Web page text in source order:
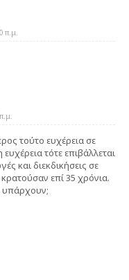
π.μ.
τούτο ευχέρεια σε
τότε επιβάλλεται
και διεκδικήσεις σε
επί 35 χρόνια.
υπάρχουν;